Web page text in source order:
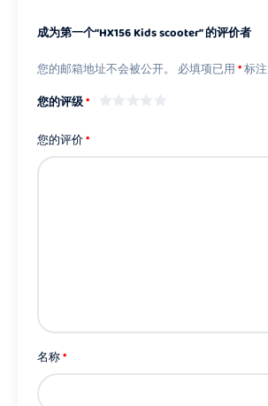
成为第一个“HX156 Kids scooter” 的评价者
您的邮箱地址不会被公开。 必填项已用*标注
您的评级*
您的评价*
名称*